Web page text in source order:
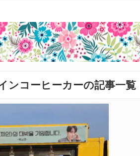
ンコーヒーカーの記事一覧